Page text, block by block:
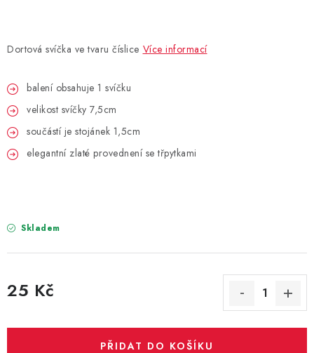
DÁRKY
HELIUM NA BALÓNKY
LAMPIONY
OSLAVA PODLE BAREV
PIŇATY
SEZÓNNÍ SVÁTKY
Dortová svíčka ve tvaru číslice Více informací
balení obsahuje 1 svíčku
velikost svíčky 7,5cm
součástí je stojánek 1,5cm
elegantní zlaté provednení se třpytkami
Skladem
25 Kč
PŘIDAT DO KOŠÍKU